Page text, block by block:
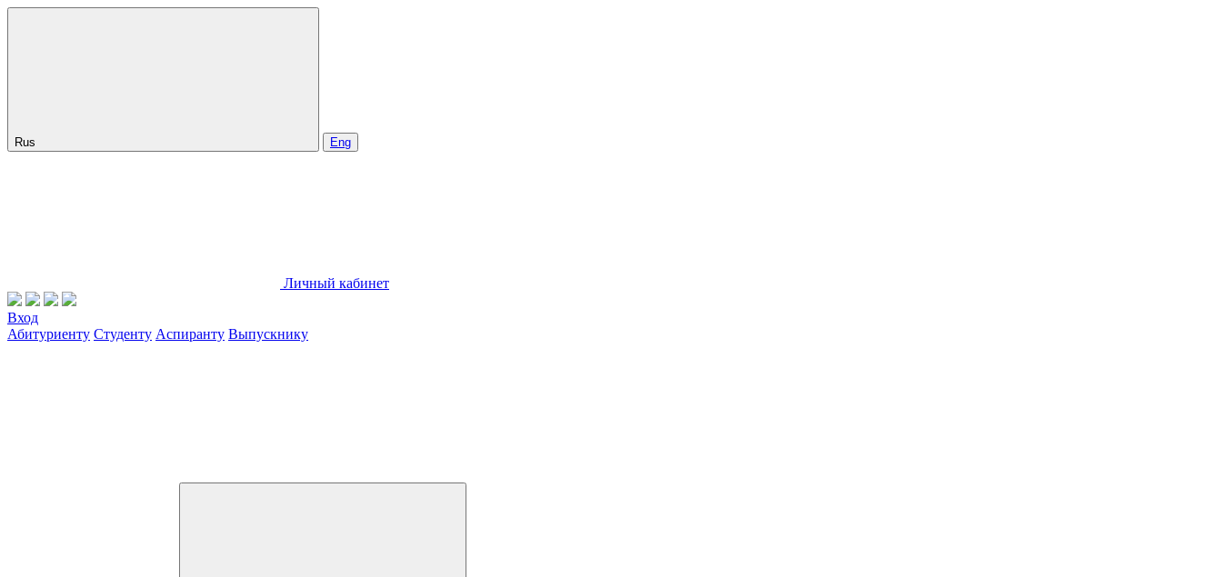
Rus Eng
Личный кабинет
Вход
Абитуриенту Студенту Аспиранту Выпускнику